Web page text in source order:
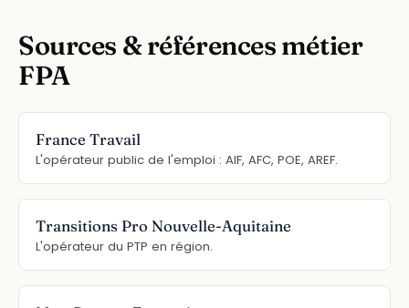
Sources & références métier
FPA
France Travail
L'opérateur public de l'emploi : AIF, AFC, POE, AREF.
Transitions Pro Nouvelle-Aquitaine
L'opérateur du PTP en région.